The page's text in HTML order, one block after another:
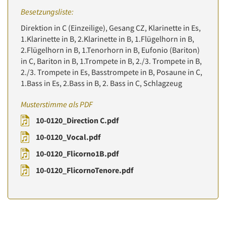
Besetzungsliste:
Direktion in C (Einzeilige), Gesang CZ, Klarinette in Es,
1.Klarinette in B, 2.Klarinette in B, 1.Flügelhorn in B,
2.Flügelhorn in B, 1.Tenorhorn in B, Eufonio (Bariton)
in C, Bariton in B, 1.Trompete in B, 2./3. Trompete in B,
2./3. Trompete in Es, Basstrompete in B, Posaune in C,
1.Bass in Es, 2.Bass in B, 2. Bass in C, Schlagzeug
Musterstimme als PDF
10-0120_Direction C.pdf
10-0120_Vocal.pdf
10-0120_Flicorno1B.pdf
10-0120_FlicornoTenore.pdf